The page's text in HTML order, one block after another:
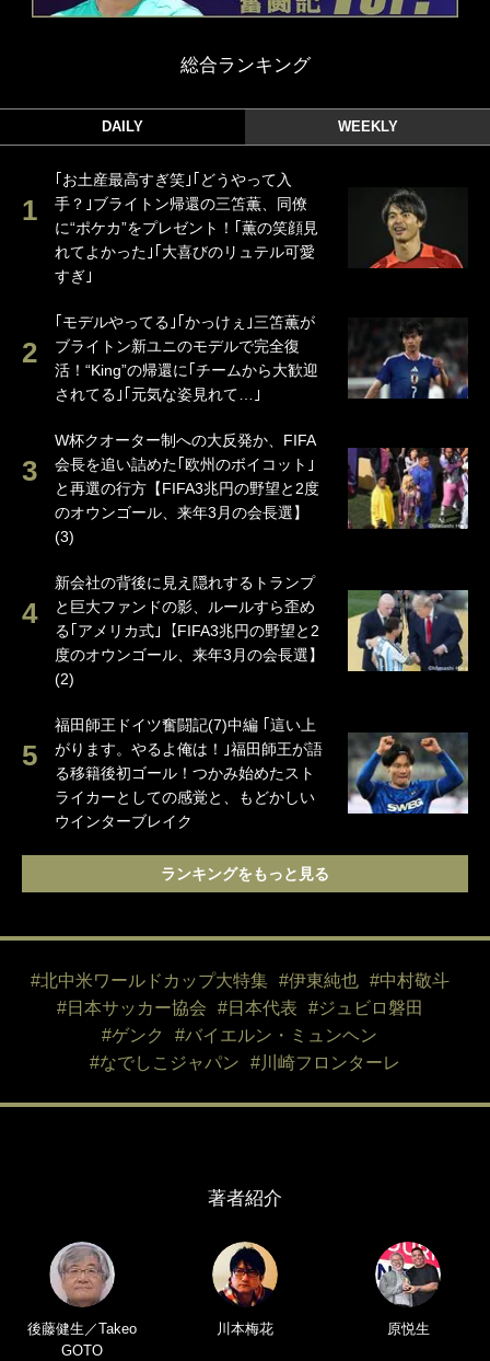
総合ランキング
DAILY WEEKLY
｢お土産最高すぎ笑｣｢どうやって入
手？｣ブライトン帰還の三笘薫、同僚
に“ポケカ”をプレゼント！｢薫の笑顔見
れてよかった｣｢大喜びのリュテル可愛
すぎ｣
｢モデルやってる｣｢かっけぇ｣三笘薫が
ブライトン新ユニのモデルで完全復
活！“King”の帰還に｢チームから大歓迎
されてる｣｢元気な姿見れて…｣
W杯クオーター制への大反発か、FIFA
会長を追い詰めた｢欧州のボイコット｣
と再選の行方【FIFA3兆円の野望と2度
のオウンゴール、来年3月の会長選】
(3)
新会社の背後に見え隠れするトランプ
と巨大ファンドの影、ルールすら歪め
る｢アメリカ式｣【FIFA3兆円の野望と2
度のオウンゴール、来年3月の会長選】
(2)
福田師王ドイツ奮闘記(7)中編 ｢這い上
がります。やるよ俺は！｣福田師王が語
る移籍後初ゴール！つかみ始めたスト
ライカーとしての感覚と、もどかしい
ウインターブレイク
ランキングをもっと見る
#北中米ワールドカップ大特集 #伊東純也
#中村敬斗
#日本サッカー協会
#日本代表
#ジュビロ磐田
#ゲンク
#バイエルン・ミュンヘン
#なでしこジャパン
#川崎フロンターレ
著者紹介
後藤健生／Takeo
GOTO
川本梅花 原悦生